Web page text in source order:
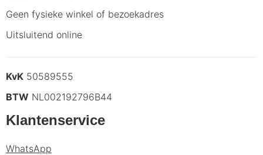
Geen fysieke winkel of bezoekadres
Uitsluitend online
KvK 50589555
BTW NL002192796B44
Klantenservice
WhatsApp